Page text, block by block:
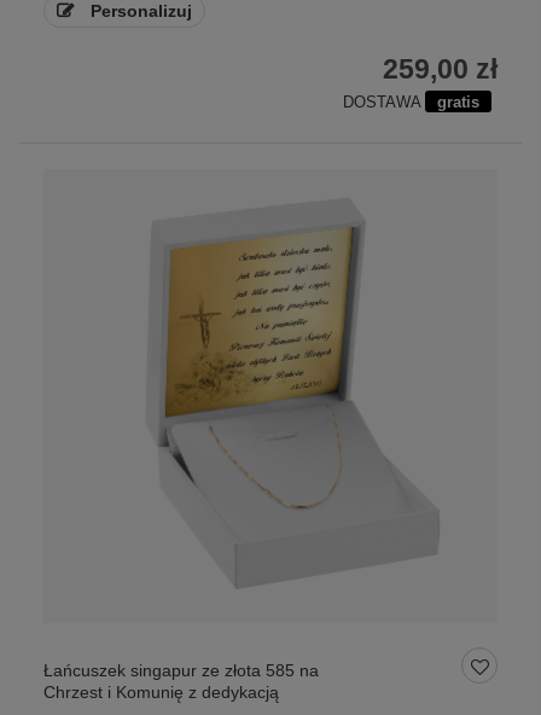
Personalizuj
259,00 zł
DOSTAWA gratis
Łańcuszek singapur ze złota 585 na
Chrzest i Komunię z dedykacją